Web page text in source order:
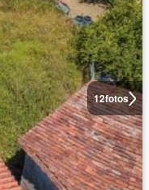
12fotos